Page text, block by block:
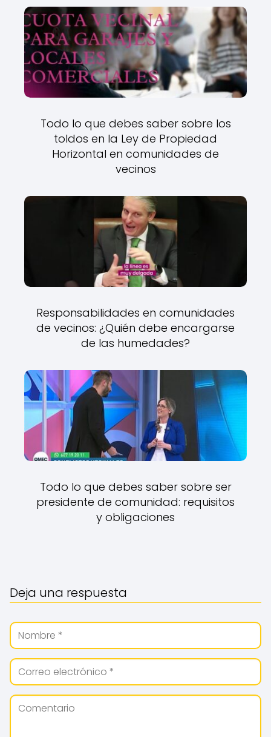
Todo lo que debes saber sobre los
toldos en la Ley de Propiedad
Horizontal en comunidades de
vecinos
Responsabilidades en comunidades
de vecinos: ¿Quién debe encargarse
de las humedades?
Todo lo que debes saber sobre ser
presidente de comunidad: requisitos
y obligaciones
Deja una respuesta